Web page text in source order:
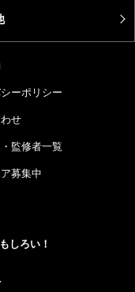
ーポリシー
せ
監修者一覧
募集中
しろい！